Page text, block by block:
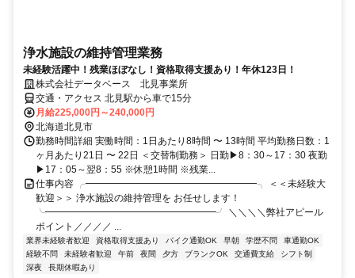
浄水施設の維持管理業務
未経験活躍中！残業ほぼなし！資格取得支援あり！年休123日！
株式会社データベース 北見事業所
交通・アクセス 北見駅から車で15分
月給225,000円～240,000円
北海道北見市
勤務時間詳細 実働時間：1日あたり8時間 〜 13時間 平均勤務日数：1
ヶ月あたり21日 〜 22日 ＜交替制勤務＞ 日勤▶8：30～17：30 夜勤
▶17：05～翌8：55 ※休憩1時間 ※残業...
仕事内容 ╭━━━━━━━━━━━━━━━━━━╮ ＜＜未経験大
歓迎＞＞ 浄水施設の維持管理を お任せします！
╰━━━━━━━━━━━━━━━━━━╯ ＼＼＼＼弊社アピール
ポイント／／／／ ...
業界未経験者歓迎 資格取得支援あり バイク通勤OK 早朝 学歴不問
車通勤OK
経験不問
未経験者歓迎 午前 夜間 夕方 ブランクOK 交通費支給
シフト制
深夜
長期休暇あり